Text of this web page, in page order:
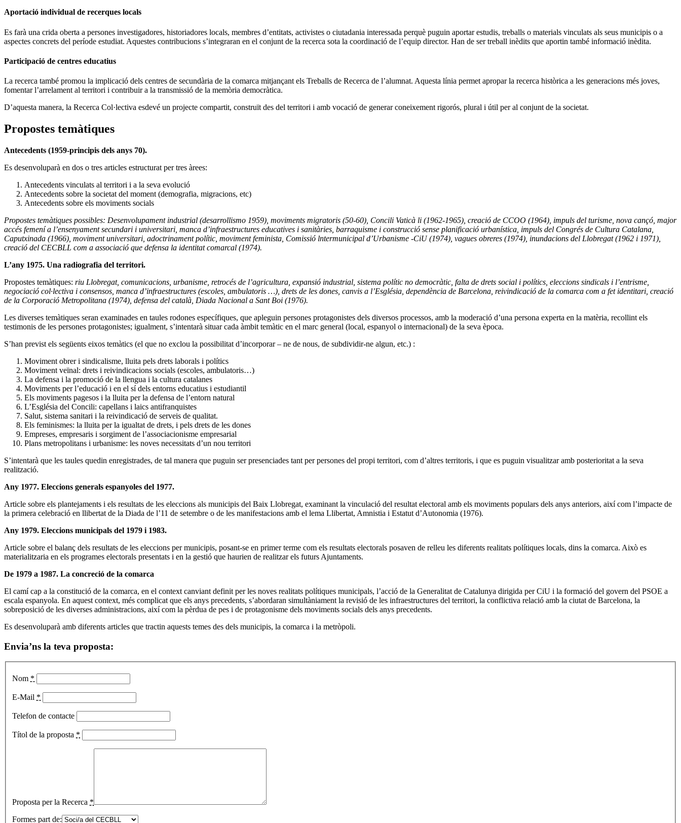
Aportació individual de recerques locals
Es farà una crida oberta a persones investigadores, historiadores locals, membres d’entitats, activistes o ciutadania interessada perquè puguin aportar estudis, treballs o materials vinculats als seus municipis o a
aspectes concrets del període estudiat. Aquestes contribucions s’integraran en el conjunt de la recerca sota la coordinació de l’equip director. Han de ser treball inèdits que aportin també informació inèdita.
Participació de centres educatius
La recerca també promou la implicació dels centres de secundària de la comarca mitjançant els Treballs de Recerca de l’alumnat. Aquesta línia permet apropar la recerca històrica a les generacions més joves,
fomentar l’arrelament al territori i contribuir a la transmissió de la memòria democràtica.
D’aquesta manera, la Recerca Col·lectiva esdevé un projecte compartit, construït des del territori i amb vocació de generar coneixement rigorós, plural i útil per al conjunt de la societat.
Propostes temàtiques
Antecedents (1959-principis dels anys 70).
Es desenvoluparà en dos o tres articles estructurat per tres àrees:
Antecedents vinculats al territori i a la seva evolució
Antecedents sobre la societat del moment (demografia, migracions, etc)
Antecedents sobre els moviments socials
Propostes temàtiques possibles: Desenvolupament industrial (desarrollismo 1959), moviments migratoris (50-60), Concili Vaticà li (1962-1965), creació de CCOO (1964), impuls del turisme, nova cançó, major
accés femení a l’ensenyament secundari i universitari, manca d’infraestructures educatives i sanitàries, barraquisme i construcció sense planificació urbanística, impuls del Congrés de Cultura Catalana,
Caputxinada (1966), moviment universitari, adoctrinament polític, moviment feminista, Comissió lntermunicipal d’Urbanisme -CiU (1974), vagues obreres (1974), inundacions del Llobregat (1962 i 1971),
creació del CECBLL com a associació que defensa la identitat comarcal (1974).
L’any 1975. Una radiografia del territori.
Propostes temàtiques: riu Llobregat, comunicacions, urbanisme, retrocés de l’agricultura, expansió industrial, sistema polític no democràtic, falta de drets social i polítics, eleccions sindicals i l’entrisme,
negociació col·lectiva i consensos, manca d’infraestructures (escoles, ambulatoris …), drets de les dones, canvis a l’Església, dependència de Barcelona, reivindicació de la comarca com a fet identitari, creació
de la Corporació Metropolitana (1974), defensa del català, Diada Nacional a Sant Boi (1976).
Les diverses temàtiques seran examinades en taules rodones específiques, que apleguin persones protagonistes dels diversos processos, amb la moderació d’una persona experta en la matèria, recollint els
testimonis de les persones protagonistes; igualment, s’intentarà situar cada àmbit temàtic en el marc general (local, espanyol o internacional) de la seva època.
S’han previst els següents eixos temàtics (el que no exclou la possibilitat d’incorporar – ne de nous, de subdividir-ne algun, etc.) :
Moviment obrer i sindicalisme, lluita pels drets laborals i polítics
Moviment veïnal: drets i reivindicacions socials (escoles, ambulatoris…)
La defensa i la promoció de la llengua i la cultura catalanes
Moviments per l’educació i en el sí dels entorns educatius i estudiantil
Els moviments pagesos i la lluita per la defensa de l’entorn natural
L’Església del Concili: capellans i laics antifranquistes
Salut, sistema sanitari i la reivindicació de serveis de qualitat.
Els feminismes: la lluita per la igualtat de drets, i pels drets de les dones
Empreses, empresaris i sorgiment de l’associacionisme empresarial
Plans metropolitans i urbanisme: les noves necessitats d’un nou territori
S’intentarà que les taules quedin enregistrades, de tal manera que puguin ser presenciades tant per persones del propi territori, com d’altres territoris, i que es puguin visualitzar amb posterioritat a la seva
realització.
Any 1977. Eleccions generals espanyoles del 1977.
Article sobre els plantejaments i els resultats de les eleccions als municipis del Baix Llobregat, examinant la vinculació del resultat electoral amb els moviments populars dels anys anteriors, així com l’impacte de
la primera celebració en llibertat de la Diada de l’11 de setembre o de les manifestacions amb el lema Llibertat, Amnistia i Estatut d’Autonomia (1976).
Any 1979. Eleccions municipals del 1979 i 1983.
Article sobre el balanç dels resultats de les eleccions per municipis, posant-se en primer terme com els resultats electorals posaven de relleu les diferents realitats polítiques locals, dins la comarca. Això es
materialitzaria en els programes electorals presentats i en la gestió que haurien de realitzar els futurs Ajuntaments.
De 1979 a 1987. La concreció de la comarca
El camí cap a la constitució de la comarca, en el context canviant definit per les noves realitats polítiques municipals, l’acció de la Generalitat de Catalunya dirigida per CiU i la formació del govern del PSOE a
escala espanyola. En aquest context, més complicat que els anys precedents, s’abordaran simultàniament la revisió de les infraestructures del territori, la conflictiva relació amb la ciutat de Barcelona, la
sobreposició de les diverses administracions, així com la pèrdua de pes i de protagonisme dels moviments socials dels anys precedents.
Es desenvoluparà amb diferents articles que tractin aquests temes des dels municipis, la comarca i la metròpoli.
Envia’ns la teva proposta:
Nom *
E-Mail *
Telefon de contacte
Títol de la proposta *
Proposta per la Recerca *
Formes part de: